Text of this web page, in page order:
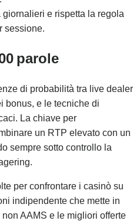
giornalieri e rispetta la regola
sessione.
parole
di probabilità tra live dealer
bonus, e le tecniche di
La chiave per
un RTP elevato con un
sempre sotto controllo la
per confrontare i casinò su
indipendente che mette in
AAMS e le migliori offerte